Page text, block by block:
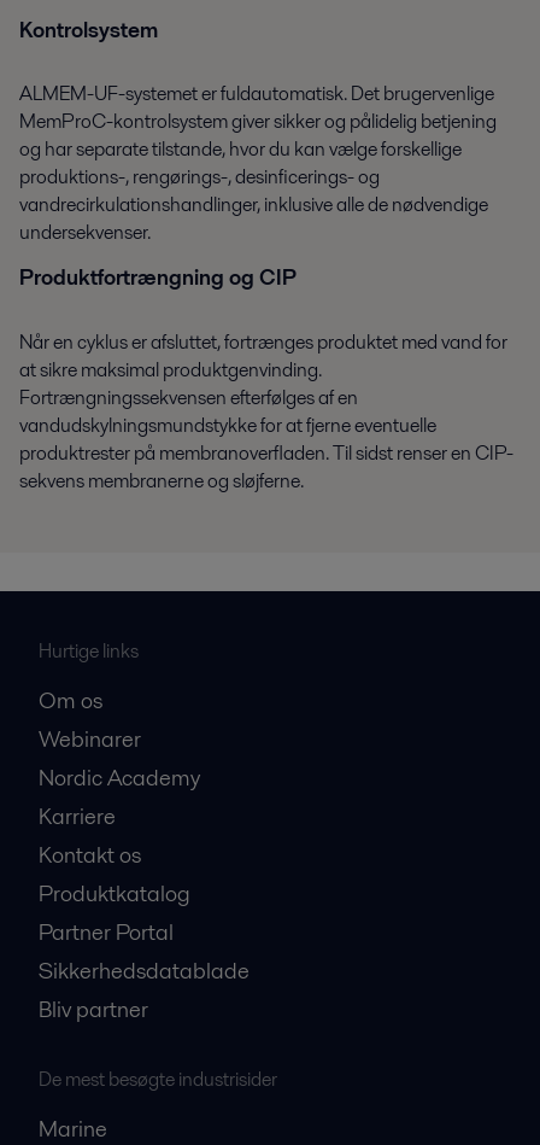
Kontrolsystem
ALMEM-UF-systemet er fuldautomatisk. Det brugervenlige
MemProC-kontrolsystem giver sikker og pålidelig betjening
og har separate tilstande, hvor du kan vælge forskellige
produktions-, rengørings-, desinficerings- og
vandrecirkulationshandlinger, inklusive alle de nødvendige
undersekvenser.
Produktfortrængning og CIP
Når en cyklus er afsluttet, fortrænges produktet med vand for
at sikre maksimal produktgenvinding.
Fortrængningssekvensen efterfølges af en
vandudskylningsmundstykke for at fjerne eventuelle
produktrester på membranoverfladen. Til sidst renser en CIP-
sekvens membranerne og sløjferne.
Hurtige links
Om os
Webinarer
Nordic Academy
Karriere
Kontakt os
Produktkatalog
Partner Portal
Sikkerhedsdatablade
Bliv partner
De mest besøgte industrisider
Marine